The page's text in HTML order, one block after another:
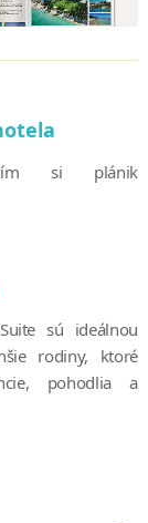
si plánik
sú ideálnou
rodiny, ktoré
pohodlia a